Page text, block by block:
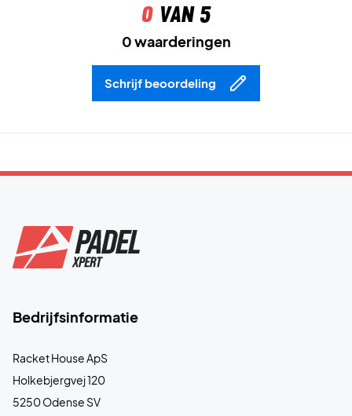
0van 5
0 waarderingen
Schrijf beoordeling
Bedrijfsinformatie
Racket House ApS
Holkebjergvej 120
5250 Odense SV